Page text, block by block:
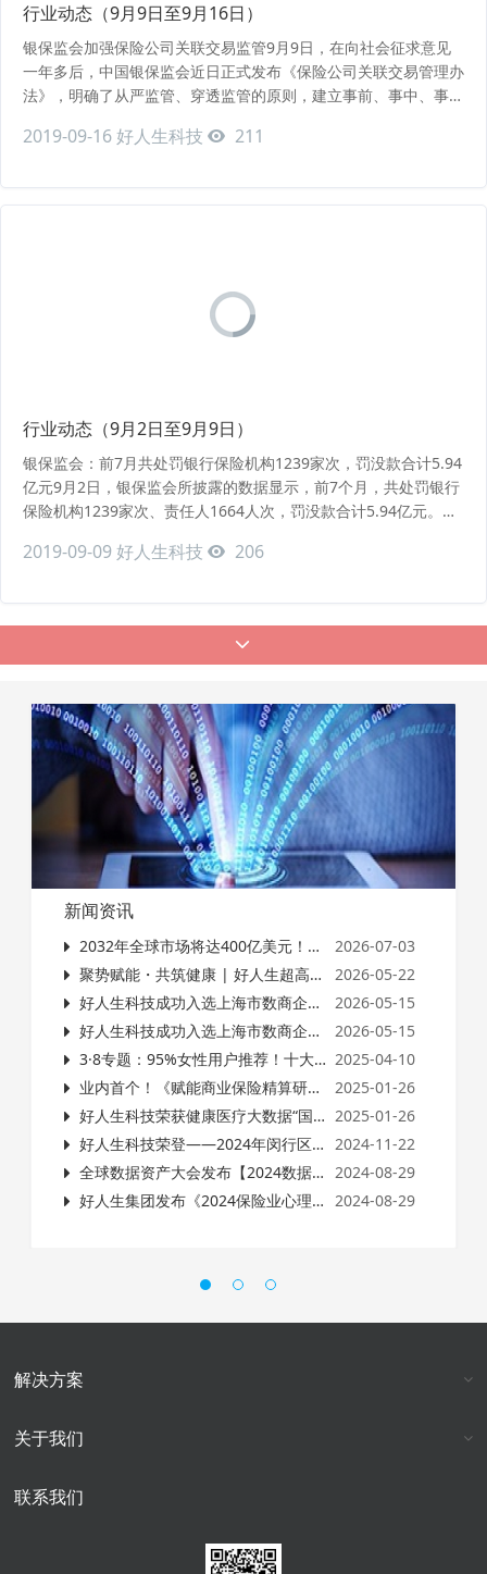
行业动态（9月9日至9月16日）
银保监会加强保险公司关联交易监管9月9日，在向社会征求意见
一年多后，中国银保监会近日正式发布《保险公司关联交易管理办
法》，明确了从严监管、穿透监管的原则，建立事前、事中、事后
控公司治理不健全机构的关联交易和大额资金运用行为。（来源：
日，中国银保监会向各银保监局...
2019-09-16好人生科技 211
行业动态（9月2日至9月9日）
银保监会：前7月共处罚银行保险机构1239家次，罚没款合计5.94
亿元9月2日，银保监会所披露的数据显示，前7个月，共处罚银行
保险机构1239家次、责任人1664人次，罚没款合计5.94亿元。保
245.3%，核心偿付能力充足率233.4%，均保持在合理区间。（来
通报...
2019-09-09好人生科技 206
新闻资讯
2032年全球市场将达400亿美元！国际二诊，为什么突然火了？
2026-07-03
聚势赋能・共筑健康 | 好人生超高端体检培训沙龙会（江浙站）圆满落幕
2026-05-22
好人生科技成功入选上海市数商企业入库名单，数字健康科技实力再获权威认可
2026-05-15
好人生科技成功入选上海市数商企业入库名单，数字健康科技实力再获权威认可
2026-05-15
3·8专题：95%女性用户推荐！十大高价值健康管理服务，重新定义保险增值新体验 2025-04-10
业内首个！《赋能商业保险精算研究的医疗大数据规范》意见征询座谈会在沪圆满举行！
2025-01-26
好人生科技荣获健康医疗大数据“国家级”荣誉！ 2025-01-26
好人生科技荣登——2024年闵行区培育行业领军企业、支持特色园区（集群）发展项目扶持名单！ 2024-11-22
全球数据资产大会发布【2024数据资产运营生态图谱】好人生科技荣登三大板块！ 2024-08-29
好人生集团发布《2024保险业心理健康服务数据报告》 2024-08-29
解决方案
关于我们
联系我们